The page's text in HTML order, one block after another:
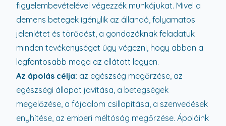
figyelembevételével végezzék munkájukat. Mivel a
demens betegek igénylik az állandó, folyamatos
jelenlétet és törődést, a gondozóknak feladatuk
minden tevékenységet úgy végezni, hogy abban a
legfontosabb maga az ellátott legyen.
Az ápolás célja: az egészség megőrzése, az
egészségi állapot javítása, a betegségek
megelőzése, a fájdalom csillapítása, a szenvedések
enyhítése, az emberi méltóság megőrzése. Ápolóink